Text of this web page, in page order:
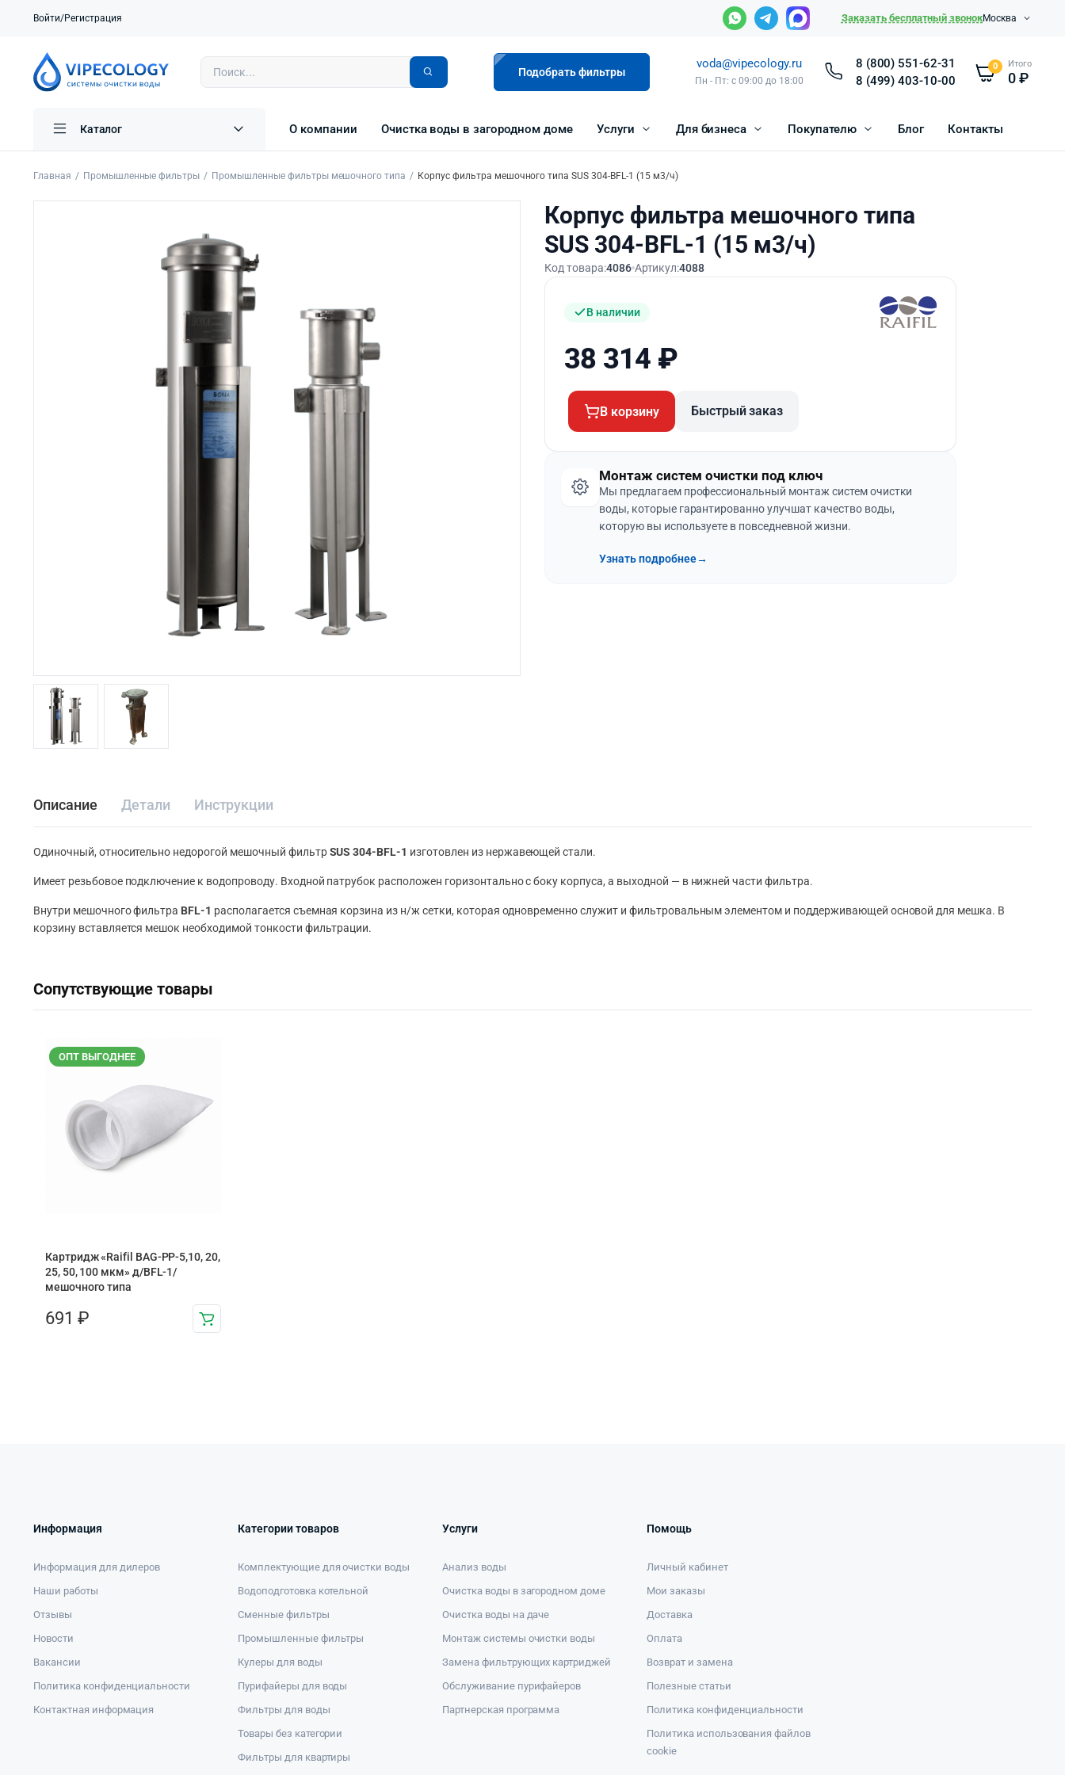
Войти/Регистрация Заказать бесплатный звонокМосква
Подобрать фильтры
voda@vipecology.ru
Пн - Пт: с 09:00 до 18:00
8 (800) 551-62-31
8 (499) 403-10-00
0 Итого
0₽
Каталог О компании Очистка воды в загородном доме Услуги Для бизнеса Покупателю Блог Контакты
Главная Промышленные фильтры Промышленные фильтры мешочного типа Корпус фильтра мешочного типа SUS 304-BFL-1 (15 м3/ч)
Корпус фильтра мешочного типа
SUS 304-BFL-1 (15 м3/ч)
Код товара:4086 Артикул:4088
В наличии
38 314 ₽
В корзину Быстрый заказ
Монтаж систем очистки под ключ
Мы предлагаем профессиональный монтаж систем очистки
воды, которые гарантированно улучшат качество воды,
которую вы используете в повседневной жизни.
Узнать подробнее→
Описание Детали Инструкции
Одиночный, относительно недорогой мешочный фильтрSUS 304-BFL-1 изготовлен из нержавеющей стали.
Имеет резьбовое подключение к водопроводу. Входной патрубок расположен горизонтально с боку корпуса, а выходной — в нижней части фильтра.
Внутри мешочного фильтра BFL-1 располагается съемная корзина из н/ж сетки, которая одновременно служит и фильтровальным элементом и поддерживающей основой для мешка. В
корзину вставляется мешок необходимой тонкости фильтрации.
Сопутствующие товары
ОПТ ВЫГОДНЕЕ
Картридж «Raifil BAG-PP-5,10, 20,
25, 50, 100 мкм» д/BFL-1/
мешочного типа
691 ₽
Информация
Информация для дилеров
Наши работы
Отзывы
Новости
Вакансии
Политика конфиденциальности
Контактная информация
Категории товаров
Комплектующие для очистки воды
Водоподготовка котельной
Сменные фильтры
Промышленные фильтры
Кулеры для воды
Пурифайеры для воды
Фильтры для воды
Товары без категории
Фильтры для квартиры
Услуги
Анализ воды
Очистка воды в загородном доме
Очистка воды на даче
Монтаж системы очистки воды
Замена фильтрующих картриджей
Обслуживание пурифайеров
Партнерская программа
Помощь
Личный кабинет
Мои заказы
Доставка
Оплата
Возврат и замена
Полезные статьи
Политика конфиденциальности
Политика использования файлов
cookie